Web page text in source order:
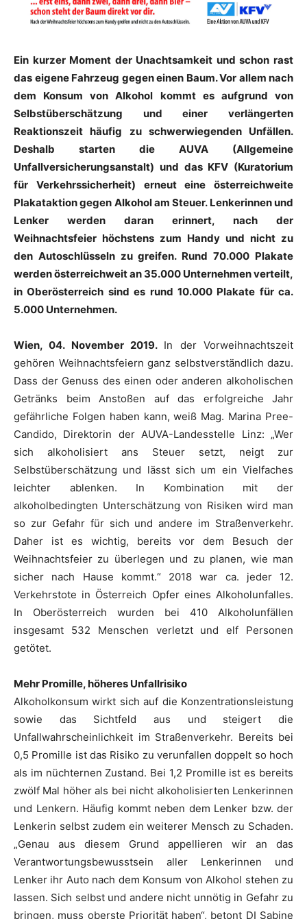
Ein kurzer Moment der Unachtsamkeit und schon rast
das eigene Fahrzeug gegen einen Baum. Vor allem nach
dem Konsum von Alkohol kommt es aufgrund von
Selbstüberschätzung und einer verlängerten
Reaktionszeit häufig zu schwerwiegenden Unfällen.
Deshalb starten die AUVA (Allgemeine
Unfallversicherungsanstalt) und das KFV (Kuratorium
für Verkehrssicherheit) erneut eine österreichweite
Plakataktion gegen Alkohol am Steuer. Lenkerinnen und
Lenker werden daran erinnert, nach der
Weihnachtsfeier höchstens zum Handy und nicht zu
den Autoschlüsseln zu greifen. Rund 70.000 Plakate
werden österreichweit an 35.000 Unternehmen verteilt,
in Oberösterreich sind es rund 10.000 Plakate für ca.
5.000 Unternehmen.
Wien, 04. November 2019. In der Vorweihnachtszeit
gehören Weihnachtsfeiern ganz selbstverständlich dazu.
Dass der Genuss des einen oder anderen alkoholischen
Getränks beim Anstoßen auf das erfolgreiche Jahr
gefährliche Folgen haben kann, weiß Mag. Marina Pree-
Candido, Direktorin der AUVA-Landesstelle Linz: „Wer
sich alkoholisiert ans Steuer setzt, neigt zur
Selbstüberschätzung und lässt sich um ein Vielfaches
leichter ablenken. In Kombination mit der
alkoholbedingten Unterschätzung von Risiken wird man
so zur Gefahr für sich und andere im Straßenverkehr.
Daher ist es wichtig, bereits vor dem Besuch der
Weihnachtsfeier zu überlegen und zu planen, wie man
sicher nach Hause kommt.“ 2018 war ca. jeder 12.
Verkehrstote in Österreich Opfer eines Alkoholunfalles.
In Oberösterreich wurden bei 410 Alkoholunfällen
insgesamt 532 Menschen verletzt und elf Personen
getötet.
Mehr Promille, höheres Unfallrisiko
Alkoholkonsum wirkt sich auf die Konzentrationsleistung
sowie das Sichtfeld aus und steigert die
Unfallwahrscheinlichkeit im Straßenverkehr. Bereits bei
0,5 Promille ist das Risiko zu verunfallen doppelt so hoch
als im nüchternen Zustand. Bei 1,2 Promille ist es bereits
zwölf Mal höher als bei nicht alkoholisierten Lenkerinnen
und Lenkern. Häufig kommt neben dem Lenker bzw. der
Lenkerin selbst zudem ein weiterer Mensch zu Schaden.
„Genau aus diesem Grund appellieren wir an das
Verantwortungsbewusstsein aller Lenkerinnen und
Lenker ihr Auto nach dem Konsum von Alkohol stehen zu
lassen. Sich selbst und andere nicht unnötig in Gefahr zu
bringen, muss oberste Priorität haben“, betont DI Sabine